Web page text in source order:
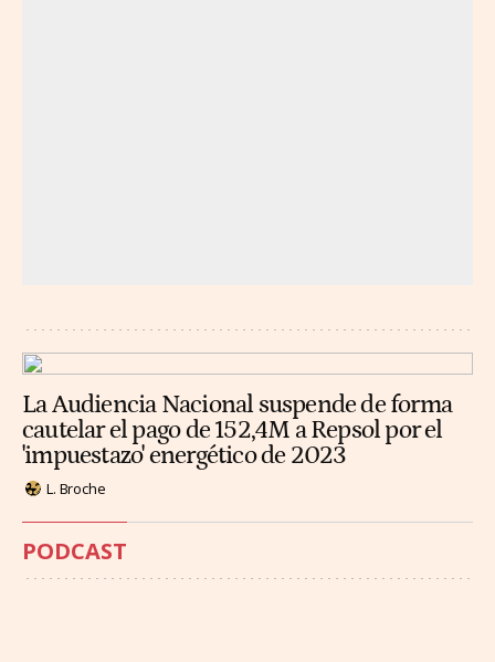
La Audiencia Nacional suspende de forma
cautelar el pago de 152,4M a Repsol por el
'impuestazo' energético de 2023
L. Broche
PODCAST